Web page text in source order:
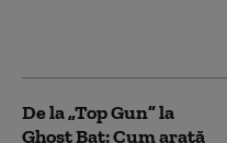
De la „Top Gun” la
Ghost Bat: Cum arată